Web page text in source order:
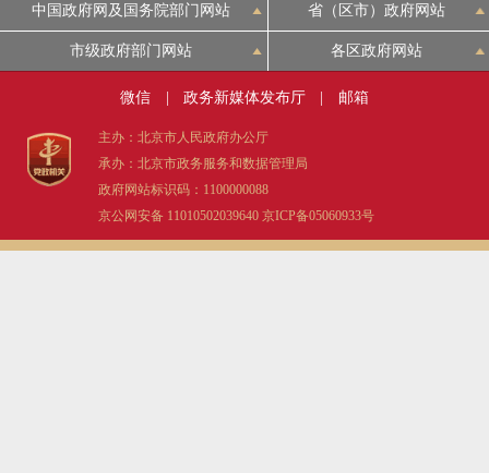
中国政府网及国务院部门网站 省（区市）政府网站
市级政府部门网站 各区政府网站
微信 政务新媒体发布厅 邮箱
主办：北京市人民政府办公厅
承办：北京市政务服务和数据管理局
政府网站标识码：1100000088
京公网安备 11010502039640 京ICP备05060933号